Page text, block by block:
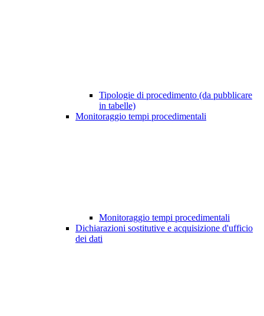
Tipologie di procedimento (da pubblicare
in tabelle)
Monitoraggio tempi procedimentali
Monitoraggio tempi procedimentali
Dichiarazioni sostitutive e acquisizione d'ufficio
dei dati